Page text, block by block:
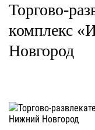
Торгово-
комплекс
Новгород